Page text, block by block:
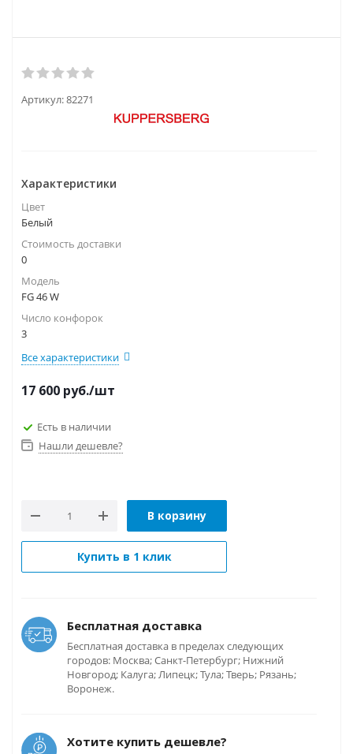
Артикул:82271
Характеристики
Цвет
Белый
Стоимость доставки
0
Модель
FG 46 W
Число конфорок
3
Все характеристики
17 600 руб./шт
Есть в наличии
Нашли дешевле?
В корзину
Купить в 1 клик
Бесплатная доставка
Бесплатная доставка в пределах следующих
городов: Москва; Санкт-Петербург; Нижний
Новгород; Калуга; Липецк; Тула; Тверь; Рязань;
Воронеж.
Хотите купить дешевле?